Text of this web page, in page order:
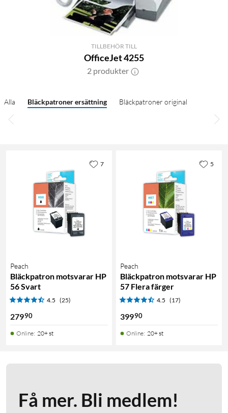
TILLBEHÖR TILL
OfficeJet 4255
2 produkter
Alla Bläckpatroner ersättning Bläckpatroner original
Peach
Bläckpatron motsvarar HP
56 Svart
4.5 (25)
27990
Online: 20+ st
7
Peach
Bläckpatron motsvarar HP
57 Flera färger
4.5 (17)
39990
Online: 20+ st
5
Få mer. Bli medlem!